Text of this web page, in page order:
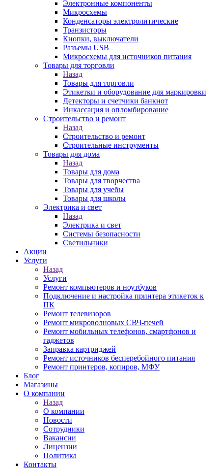
Электронные компоненты
Микросхемы
Конденсаторы электролитические
Транзисторы
Кнопки, выключатели
Разъемы USB
Микросхемы для источников питания
Товары для торговли
Назад
Товары для торговли
Этикетки и оборудование для маркировки
Детекторы и счетчики банкнот
Инкассация и опломбирование
Строительство и ремонт
Назад
Строительство и ремонт
Строительные инструменты
Товары для дома
Назад
Товары для дома
Товары для творчества
Товары для учебы
Товары для школы
Электрика и свет
Назад
Электрика и свет
Системы безопасности
Светильники
Акции
Услуги
Назад
Услуги
Ремонт компьютеров и ноутбуков
Подключение и настройка принтера этикеток к
ПК
Ремонт телевизоров
Ремонт микроволновых СВЧ-печей
Ремонт мобильных телефонов, смартфонов и
гаджетов
Заправка картриджей
Ремонт источников бесперебойного питания
Ремонт принтеров, копиров, МФУ
Блог
Магазины
О компании
Назад
О компании
Новости
Сотрудники
Вакансии
Лицензии
Политика
Контакты